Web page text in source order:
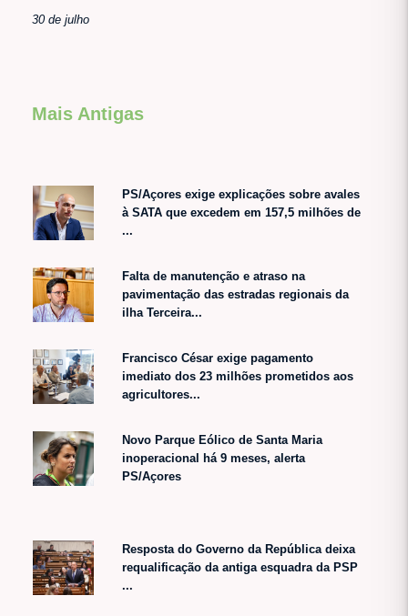
30 de julho
Mais Antigas
PS/Açores exige explicações sobre avales
à SATA que excedem em 157,5 milhões de
...
Falta de manutenção e atraso na
pavimentação das estradas regionais da
ilha Terceira...
Francisco César exige pagamento
imediato dos 23 milhões prometidos aos
agricultores...
Novo Parque Eólico de Santa Maria
inoperacional há 9 meses, alerta
PS/Açores
Resposta do Governo da República deixa
requalificação da antiga esquadra da PSP
...